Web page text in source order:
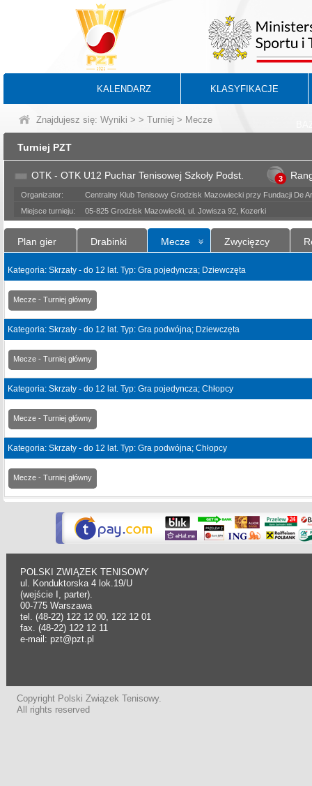
KALENDARZ KLASYFIKACJE
Znajdujesz się: Wyniki > > Turniej > Mecze
Turniej PZT
OTK - OTK U12 Puchar Tenisowej Szkoły Podst. 3
Organizator:
Centralny Klub Tenisowy Grodzisk Mazowiecki przy Fundacji De
Miejsce turnieju:
05-825 Grodzisk Mazowiecki, ul. Jowisza 92, Kozerki
Plan gier Drabinki Mecze Zwycięzcy
Kategoria: Skrzaty - do 12 lat. Typ: Gra pojedyncza; Dziewczęta
Mecze - Turniej główny
Kategoria: Skrzaty - do 12 lat. Typ: Gra podwójna; Dziewczęta
Mecze - Turniej główny
Kategoria: Skrzaty - do 12 lat. Typ: Gra pojedyncza; Chłopcy
Mecze - Turniej główny
Kategoria: Skrzaty - do 12 lat. Typ: Gra podwójna; Chłopcy
Mecze - Turniej główny
POLSKI ZWIĄZEK TENISOWY
ul. Konduktorska 4 lok.19/U
(wejście I, parter).
00-775 Warszawa
tel. (48-22) 122 12 00, 122 12 01
fax. (48-22) 122 12 11
e-mail: pzt@pzt.pl
Copyright Polski Związek Tenisowy.
All rights reserved